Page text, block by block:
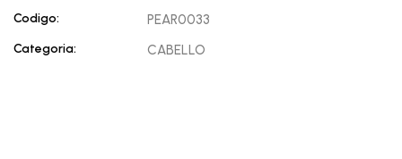
Codigo: PEAR0033
Categoria: CABELLO